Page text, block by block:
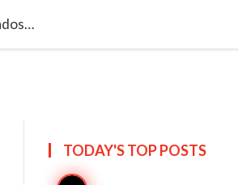
A Revolução na Limpeza: Máquina de Remoção de Ferrugem a Laser Portátil para Resultados Impecáveis
TODAY'S TOPPOSTS